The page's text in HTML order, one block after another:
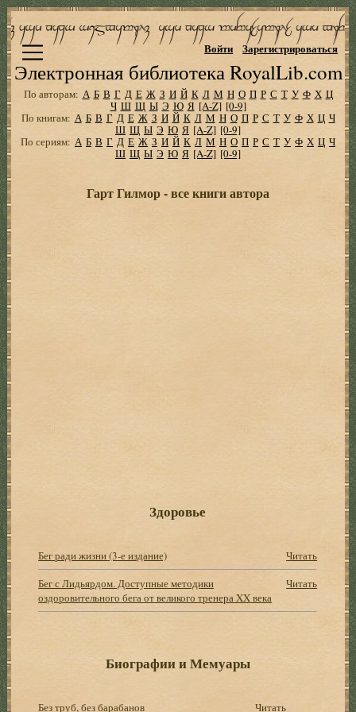
Электронная библиотека RoyalLib.com
Войти Зарегистрироваться
По авторам: А Б В Г Д Е Ж З И Й К Л М Н О П Р С Т У Ф Х Ц
Ч Ш Щ Ы Э Ю Я [A-Z] [0-9]
По книгам: А Б В Г Д Е Ж З И Й К Л М Н О П Р С Т У Ф Х Ц Ч
Ш Щ Ы Э Ю Я [A-Z] [0-9]
По сериям: А Б В Г Д Е Ж З И Й К Л М Н О П Р С Т У Ф Х Ц Ч
Ш Щ Ы Э Ю Я [A-Z] [0-9]
Гарт Гилмор - все книги автора
Здоровье
Бег ради жизни (3-е издание)
Читать
Бег с Лидьярдом. Доступные методики
оздоровительного бега от великого тренера XX века
Читать
Биографии и Мемуары
Без труб, без барабанов Читать